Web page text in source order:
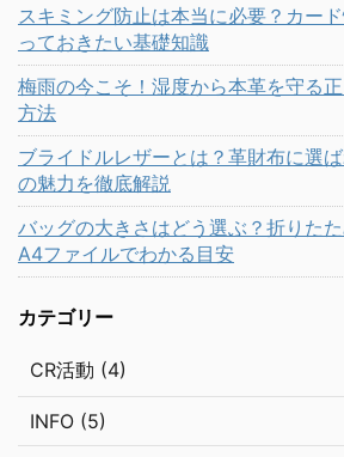
スキミング防止は本当に必要？カー
っておきたい基礎知識
梅雨の今こそ！湿度から本革を守る
方法
ブライドルレザーとは？革財布に選
の魅力を徹底解説
バッグの大きさはどう選ぶ？折りた
A4ファイルでわかる目安
カテゴリー
CR活動 (4)
INFO (5)